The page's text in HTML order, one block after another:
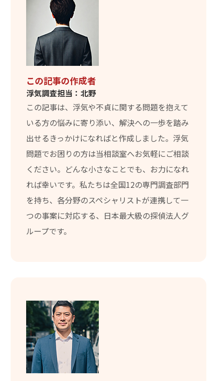
この記事の作成者
浮気調査担当：北野
この記事は、浮気や不貞に関する問題を抱えて
いる方の悩みに寄り添い、解決への一歩を踏み
出せるきっかけになればと作成しました。浮気
問題でお困りの方は当相談室へお気軽にご相談
ください。どんな小さなことでも、お力になれ
れば幸いです。私たちは全国12の専門調査部門
を持ち、各分野のスペシャリストが連携して一
つの事案に対応する、日本最大級の探偵法人グ
ループです。